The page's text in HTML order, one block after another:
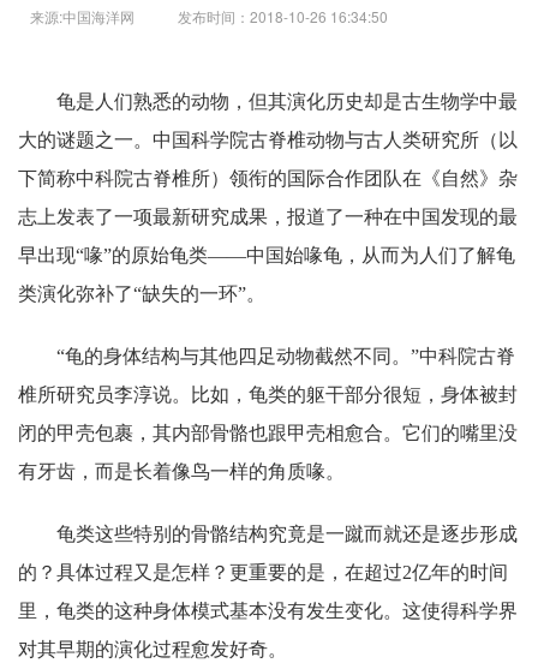
来源:中国海洋网 发布时间：2018-10-26 16:34:50
龟是人们熟悉的动物，但其演化历史却是古生物学中最
大的谜题之一。中国科学院古脊椎动物与古人类研究所（以
下简称中科院古脊椎所）领衔的国际合作团队在《自然》杂
志上发表了一项最新研究成果，报道了一种在中国发现的最
早出现“喙”的原始龟类——中国始喙龟，从而为人们了解龟
类演化弥补了“缺失的一环”。
“龟的身体结构与其他四足动物截然不同。”中科院古脊
椎所研究员李淳说。比如，龟类的躯干部分很短，身体被封
闭的甲壳包裹，其内部骨骼也跟甲壳相愈合。它们的嘴里没
有牙齿，而是长着像鸟一样的角质喙。
龟类这些特别的骨骼结构究竟是一蹴而就还是逐步形成
的？具体过程又是怎样？更重要的是，在超过2亿年的时间
里，龟类的这种身体模式基本没有发生变化。这使得科学界
对其早期的演化过程愈发好奇。